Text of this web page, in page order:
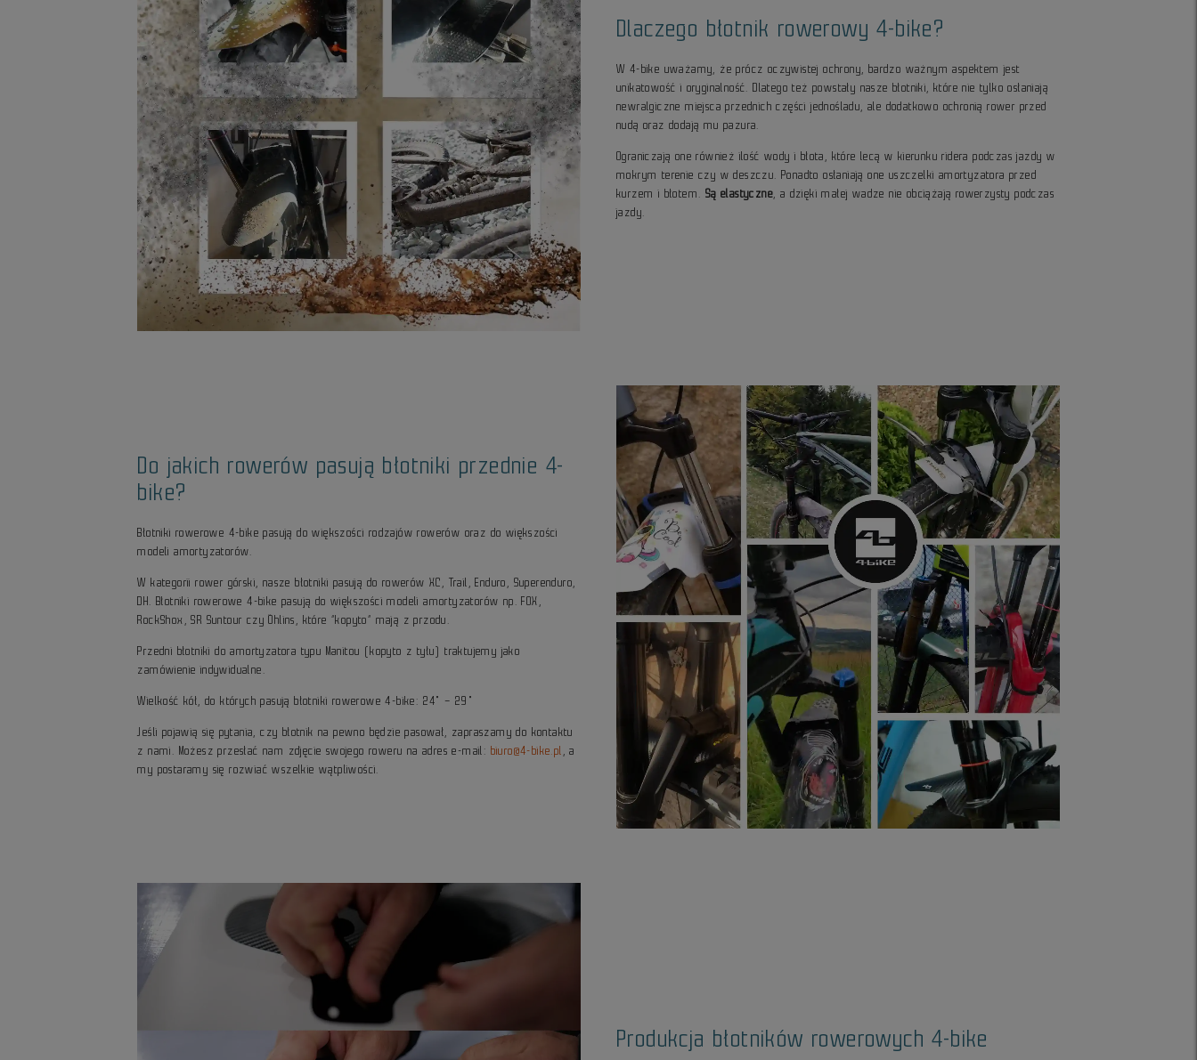
Dlaczego błotnik rowerowy 4-bike?
W 4-bike uważamy, że prócz oczywistej ochrony, bardzo ważnym aspektem jest
unikatowość i oryginalność. Dlatego też powstały nasze błotniki, które nie tylko osłaniają
newralgiczne miejsca przednich części jednośladu, ale dodatkowo ochronią rower przed
nudą oraz dodają mu pazura.
Ograniczają one również ilość wody i błota, które lecą w kierunku ridera podczas jazdy w
mokrym terenie czy w deszczu. Ponadto osłaniają one uszczelki amortyzatora przed
kurzem i błotem. Są elastyczne, a dzięki małej wadze nie obciążają rowerzysty podczas
jazdy.
Do jakich rowerów pasują błotniki przednie 4-
bike?
Błotniki rowerowe 4-bike pasują do większości rodzajów rowerów oraz do większości
modeli amortyzatorów.
W kategorii rower górski, nasze błotniki pasują do rowerów XC, Trail, Enduro, Superenduro,
DH. Błotniki rowerowe 4-bike pasują do większości modeli amortyzatorów np. FOX,
RockShox, SR Suntour czy Öhlins, które “kopyto” mają z przodu.
Przedni błotniki do amortyzatora typu Manitou (kopyto z tyłu) traktujemy jako
zamówienie indywidualne.
Wielkość kół, do których pasują błotniki rowerowe 4-bike: 24" – 29"
Jeśli pojawią się pytania, czy błotnik na pewno będzie pasował, zapraszamy do kontaktu
z nami. Możesz przesłać nam zdjęcie swojego roweru na adres e-mail: biuro@4-bike.pl , a
my postaramy się rozwiać wszelkie wątpliwości.
Produkcja błotników rowerowych 4-bike